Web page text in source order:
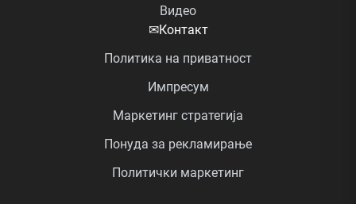
Видео
✉Контакт
Политика на приватност
Импресум
Маркетинг стратегија
Понуда за рекламирање
Политички маркетинг